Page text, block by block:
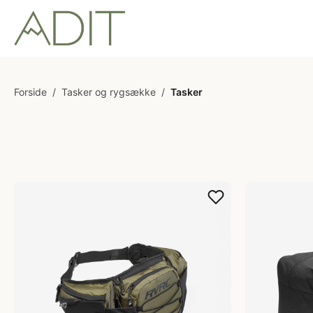
Forside / Tasker og rygsække / Tasker